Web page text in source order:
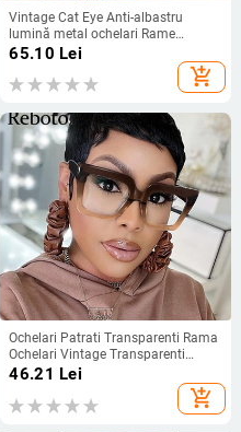
Vintage Cat Eye Anti-albastru
lumină metal ochelari Rame
ochelari optici computer ochelari
femei ochelari moda ochelari
ochelari
65.10 Lei
add_shopping_cart
Ochelari Patrati Transparenti Rama
Ochelari Vintage Transparenti
Stiluri Trending Designer de Brand
Ochelari de Ochelari de Moda
Supradimensionati
46.21 Lei
add_shopping_cart